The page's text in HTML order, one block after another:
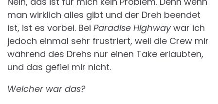
man wirklich alles gibt und der Dreh beendet
ist, ist es vorbei. Bei Paradise Highwaywar ich
jedoch einmal sehr frustriert, weil die Crew mir
während des Drehs nur einen Take erlaubten,
und das gefiel mir nicht.
Welcher war das?